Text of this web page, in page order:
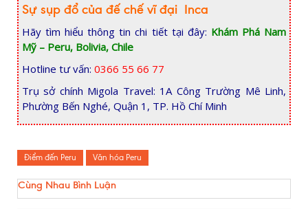
Sự sụp đổ của đế chế vĩ đại Inca
Hãy tìm hiểu thông tin chi tiết tại đây: Khám Phá Nam
Mỹ – Peru, Bolivia, Chile
Hotline tư vấn: 0366 55 66 77
Trụ sở chính Migola Travel: 1A Công Trường Mê Linh,
Phường Bến Nghé, Quận 1, TP. Hồ Chí Minh
Điểm đến Peru Văn hóa Peru
Cùng Nhau Bình Luận